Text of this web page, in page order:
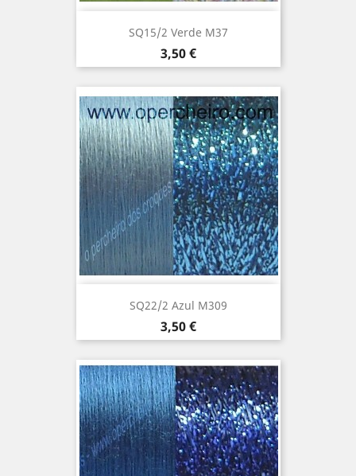
SQ15/2 Verde M37
Precio
3,50 €
SQ22/2 Azul M309
Precio
3,50 €